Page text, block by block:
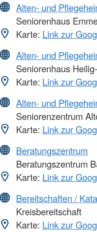
Alten- und
Seniorenhaus
Karte: Link zur
Alten- und
Seniorenhaus
Karte: Link zur
Alten- und
Seniorenzentrum
Karte: Link zur
Beratungszentrum
Beratungszentrum
Karte: Link zur
Bereitschaften /
Kreisbereitschaft
Karte: Link zur